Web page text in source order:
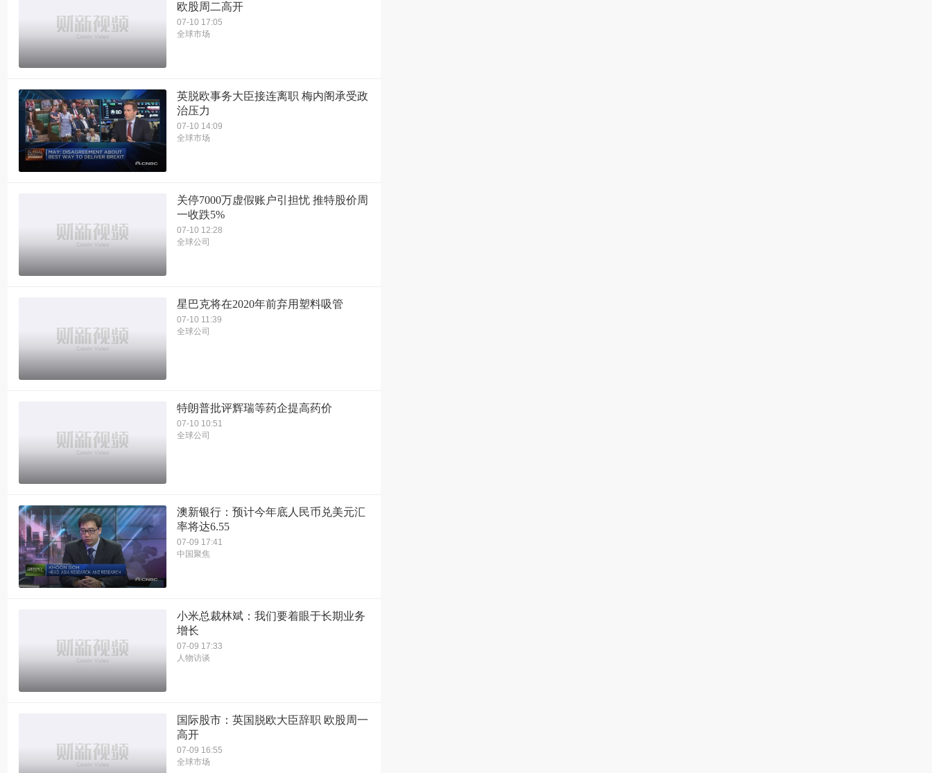
欧股周二高开
07-10 17:05
全球市场
英脱欧事务大臣接连离职 梅内阁承受政
治压力
07-10 14:09
全球市场
关停7000万虚假账户引担忧 推特股价周
一收跌5%
07-10 12:28
全球公司
星巴克将在2020年前弃用塑料吸管
07-10 11:39
全球公司
特朗普批评辉瑞等药企提高药价
07-10 10:51
全球公司
澳新银行：预计今年底人民币兑美元汇
率将达6.55
07-09 17:41
中国聚焦
小米总裁林斌：我们要着眼于长期业务
增长
07-09 17:33
人物访谈
国际股市：英国脱欧大臣辞职 欧股周一
高开
07-09 16:55
全球市场